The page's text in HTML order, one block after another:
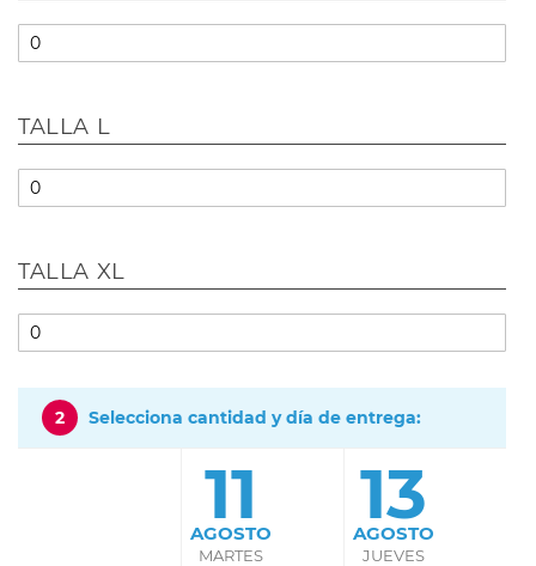
TALLA L
TALLA XL
2 Selecciona cantidad y día de entrega:
11
AGOSTO
MARTES
13
AGOSTO
JUEVES